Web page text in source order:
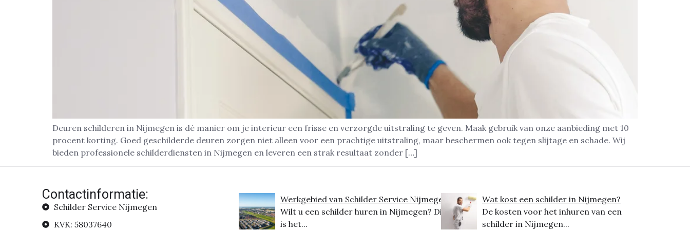
Deuren schilderen in Nijmegen is dé manier om je interieur een frisse en verzorgde uitstraling te geven. Maak gebruik van onze aanbieding met 10
procent korting. Goed geschilderde deuren zorgen niet alleen voor een prachtige uitstraling, maar beschermen ook tegen slijtage en schade. Wij
bieden professionele schilderdiensten in Nijmegen en leveren een strak resultaat zonder […]
Contactinformatie:
Schilder Service Nijmegen
KVK: 58037640
Werkgebied van Schilder Service Nijmegen
Wilt u een schilder huren in Nijmegen? Dit
is het...
Wat kost een schilder in Nijmegen?
De kosten voor het inhuren van een
schilder in Nijmegen...